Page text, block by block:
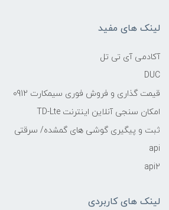
لینک های مفید
آکادمی آی تی تل
DUC
قیمت گذاری و فروش فوری سیمکارت 0912
امکان سنجی آنلاین اینترنت TD-Lte
ثبت و پیگیری گوشی های گمشده/ سرقتی
api
api2
لینک های کاربردی